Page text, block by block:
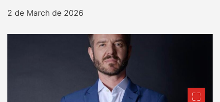
2 de March de 2026